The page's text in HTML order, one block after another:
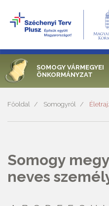
SOMOGY VÁRMEGYEI
ÖNKORMÁNYZAT
Főoldal Somogyról
Somogy
neves